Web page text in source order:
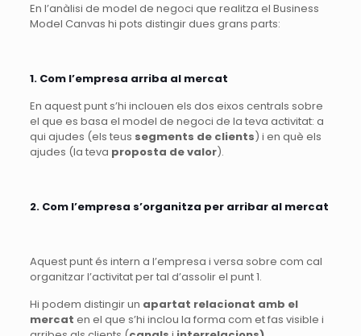
En l’anàlisi de model de negoci que realitza el Business
Model Canvas hi pots distingir dues grans parts:
1. Com l’empresa arriba al mercat
En aquest punt s’hi inclouen els dos eixos centrals sobre
el que es basa el model de negoci de la teva activitat: a
qui ajudes (els teus segments de clients) i en què els
ajudes (la teva proposta de valor).
2. Com l’empresa s’organitza per arribar al mercat
Aquest punt és intern a l’empresa i versa sobre com cal
organitzar l’activitat per tal d’assolir el punt 1.
Hi podem distingir un apartat relacionat amb el
mercat en el que s’hi inclou la forma com et fas visible i